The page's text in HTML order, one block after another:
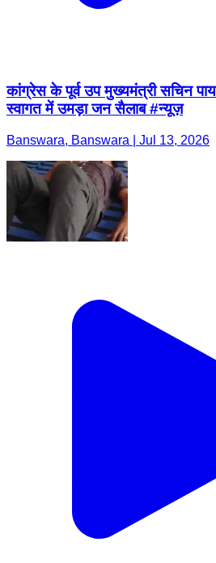
कांग्रेस के पूर्व उप मुख्यमंत्री सचिन
स्वागत में उमड़ा जन सैलाब #न्यूज़
Banswara, Banswara | Jul 13, 2026